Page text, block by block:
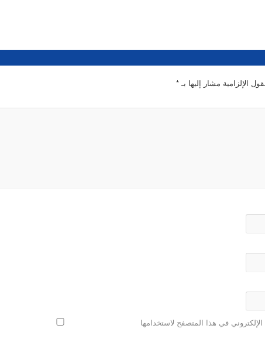
الإلزامية مشار إليها بـ*
في هذا المتصفح لاستخدامها